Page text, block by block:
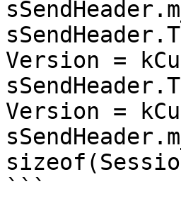
Version =
Version =
```